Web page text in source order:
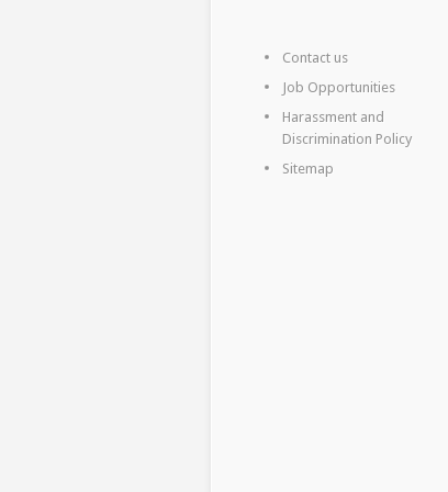
Contact us
Job Opportunities
Harassment and
Discrimination Policy
Sitemap